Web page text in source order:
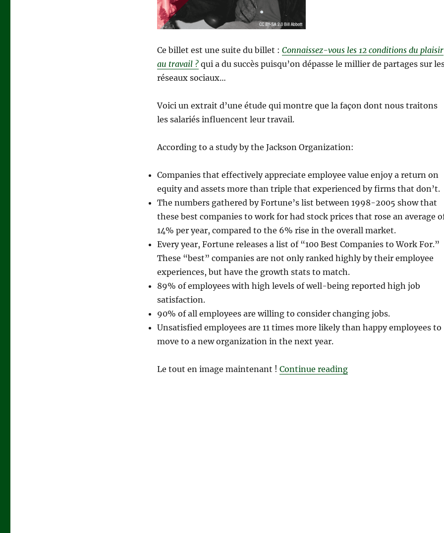
Ce billet est une suite du billet : Connaissez-vous les 12 conditions du plaisir
au travail ?qui a du succès puisqu’on dépasse le millier de partages sur
réseaux sociaux…
Voici un extrait d’une étude qui montre que la façon dont nous traitons
les salariés influencent leur travail.
According to a study by the Jackson Organization:
Companies that effectively appreciate employee value enjoy a return on
equity and assets more than triple that experienced by firms that don’t.
The numbers gathered by Fortune’s list between 1998-2005 show that
these best companies to work for had stock prices that rose an average
14% per year, compared to the 6% rise in the overall market.
Every year, Fortune releases a list of “100 Best Companies to Work For.”
These “best” companies are not only ranked highly by their employee
experiences, but have the growth stats to match.
89% of employees with high levels of well-being reported high job
satisfaction.
90% of all employees are willing to consider changing jobs.
Unsatisfied employees are 11 times more likely than happy employees to
move to a new organization in the next year.
Le tout en image maintenant ! Continue reading“Quel est le secret des